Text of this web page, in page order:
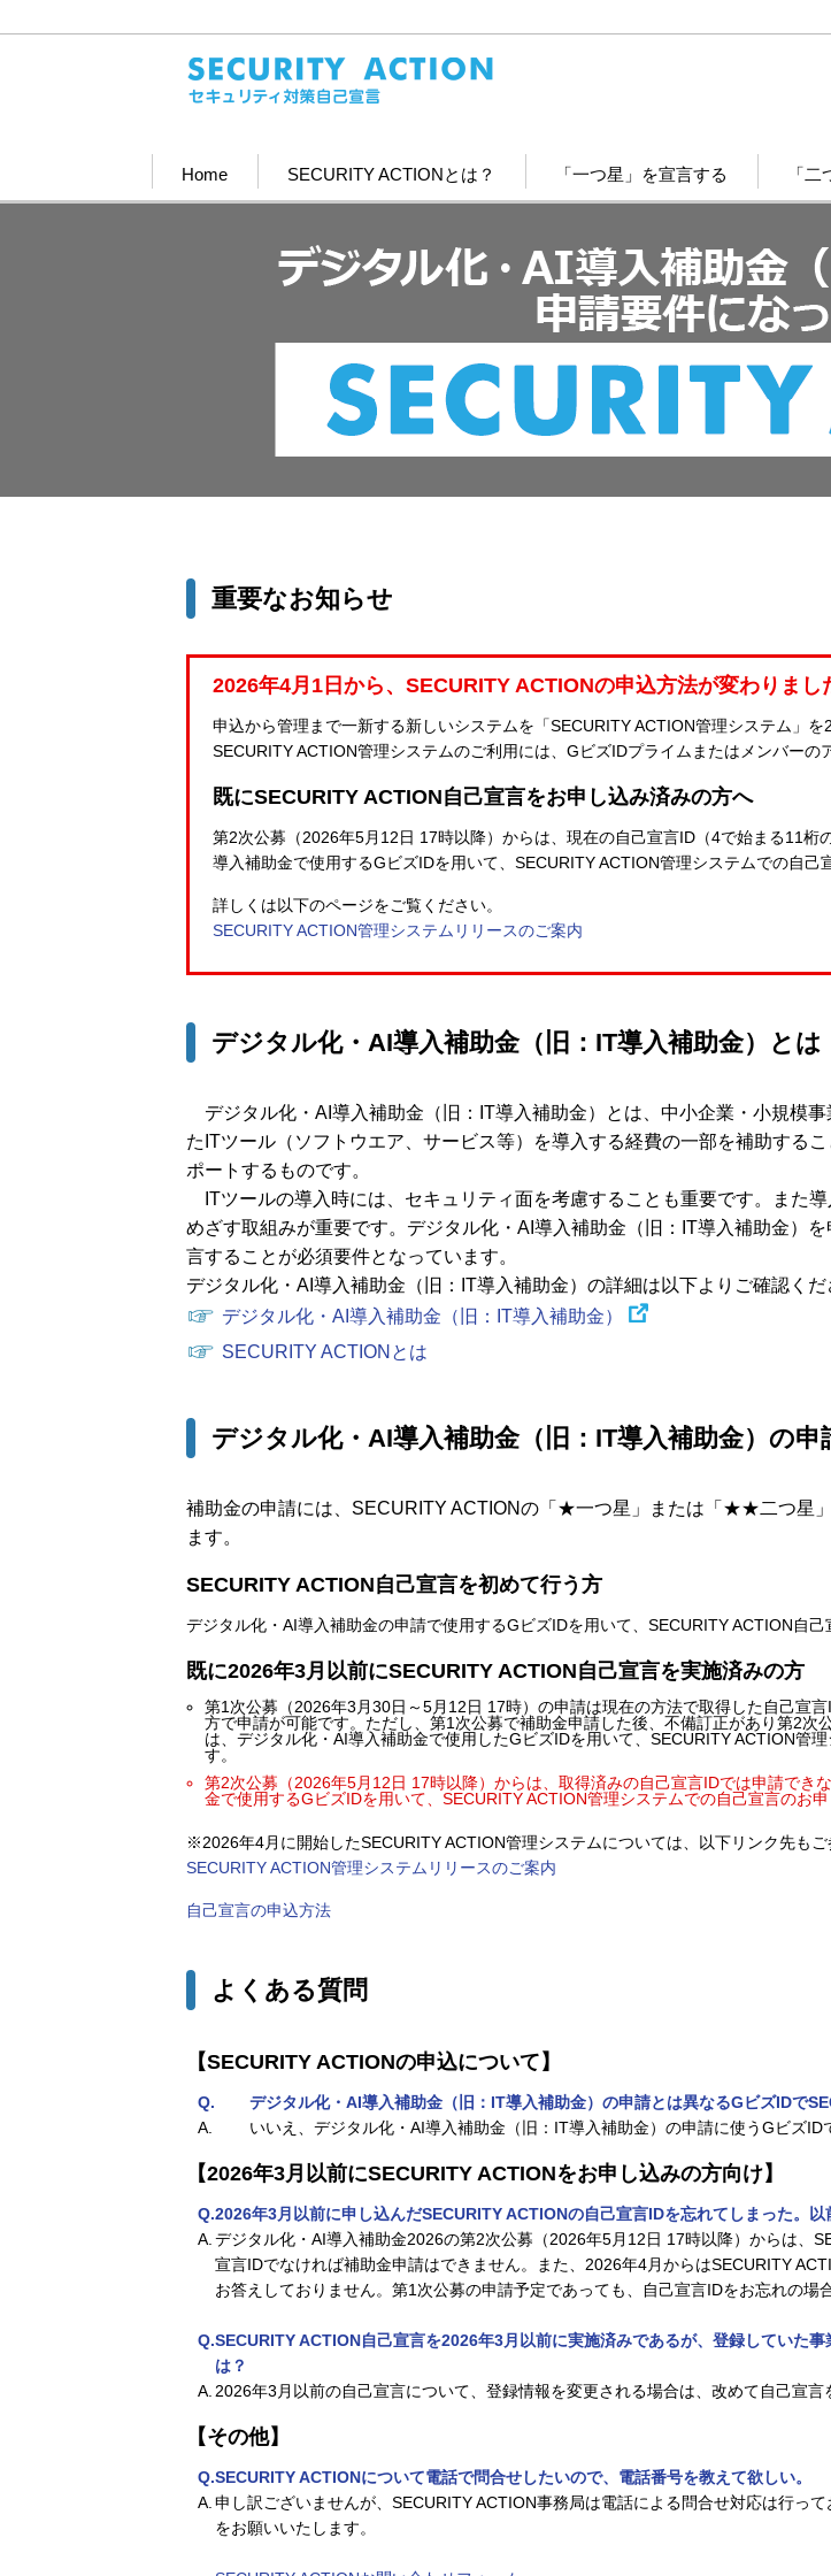
Home SECURITY ACTIONとは？ 「一つ星」を宣言する 「
重要なお知らせ
2026年4月1日から、SECURITY ACTIONの申込方法が変わりまし
申込から管理まで一新する新しいシステムを「SECURITY ACTION管理システム」を
SECURITY ACTION管理システムのご利用には、GビズIDプライムまたはメンバーの
既にSECURITY ACTION自己宣言をお申し込み済みの方へ
第2次公募（2026年5月12日 17時以降）からは、現在の自己宣言ID（4で始まる11
導入補助金で使用するGビズIDを用いて、SECURITY ACTION管理システムでの自己
詳しくは以下のページをご覧ください。
SECURITY ACTION管理システムリリースのご案内
デジタル化・AI導入補助金（旧：IT導入補助金）とは
デジタル化・AI導入補助金（旧：IT導入補助金）とは、中小企業・小規模
たITツール（ソフトウエア、サービス等）を導入する経費の一部を補助する
ポートするものです。
ITツールの導入時には、セキュリティ面を考慮することも重要です。また
めざす取組みが重要です。デジタル化・AI導入補助金（旧：IT導入補助金）
言することが必須要件となっています。
デジタル化・AI導入補助金（旧：IT導入補助金）の詳細は以下よりご確認くだ
☞ デジタル化・AI導入補助金（旧：IT導入補助金）
☞ SECURITY ACTIONとは
デジタル化・AI導入補助金（旧：IT導入補助金）の申
補助金の申請には、SECURITY ACTIONの「★一つ星」または「★★二つ星
ます。
SECURITY ACTION自己宣言を初めて行う方
デジタル化・AI導入補助金の申請で使用するGビズIDを用いて、SECURITY ACTION自己
既に2026年3月以前にSECURITY ACTION自己宣言を実施済みの方
第1次公募（2026年3月30日～5月12日 17時）の申請は現在の方法で取得した自己宣
方で申請が可能です。ただし、第1次公募で補助金申請した後、不備訂正があり第2次
は、デジタル化・AI導入補助金で使用したGビズIDを用いて、SECURITY ACTION管
す。
第2次公募（2026年5月12日 17時以降）からは、取得済みの自己宣言IDでは申請でき
金で使用するGビズIDを用いて、SECURITY ACTION管理システムでの自己宣言のお申
※2026年4月に開始したSECURITY ACTION管理システムについては、以下リンク先もご
SECURITY ACTION管理システムリリースのご案内
自己宣言の申込方法
よくある質問
【SECURITY ACTIONの申込について】
Q.
デジタル化・AI導入補助金（旧：IT導入補助金）の申請とは異なるGビズIDで
A.
いいえ、デジタル化・AI導入補助金（旧：IT導入補助金）の申請に使うGビズID
【2026年3月以前にSECURITY ACTIONをお申し込みの方向け】
Q.2026年3月以前に申し込んだSECURITY ACTIONの自己宣言IDを忘れてしまった。以
A. デジタル化・AI導入補助金2026の第2次公募（2026年5月12日 17時以降）からは、
宣言IDでなければ補助金申請はできません。また、2026年4月からはSECURITY
お答えしておりません。第1次公募の申請予定であっても、自己宣言IDをお忘れの場
Q.SECURITY ACTION自己宣言を2026年3月以前に実施済みであるが、登録していた
は？
A. 2026年3月以前の自己宣言について、登録情報を変更される場合は、改めて自己宣
【その他】
Q.SECURITY ACTIONについて電話で問合せしたいので、電話番号を教えて欲しい。
A. 申し訳ございませんが、SECURITY ACTION事務局は電話による問合せ対応は行っ
をお願いいたします。